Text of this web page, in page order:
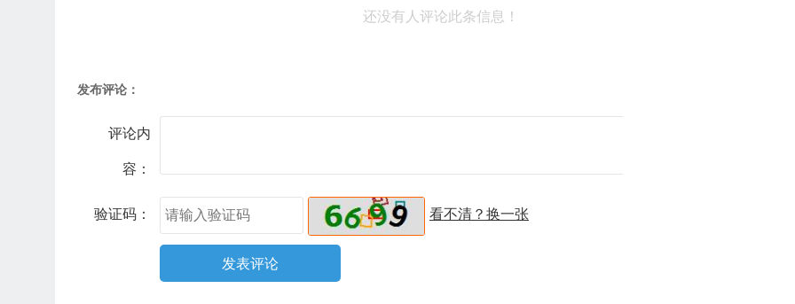
还没有人评论此条信息！
发布评论：
评论内
容：
验证码： 看不清？换一张